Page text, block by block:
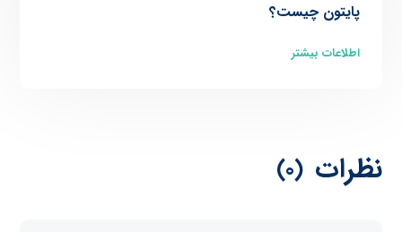
پایتون چیست؟
اطلاعات بیشتر
نظرات (0)